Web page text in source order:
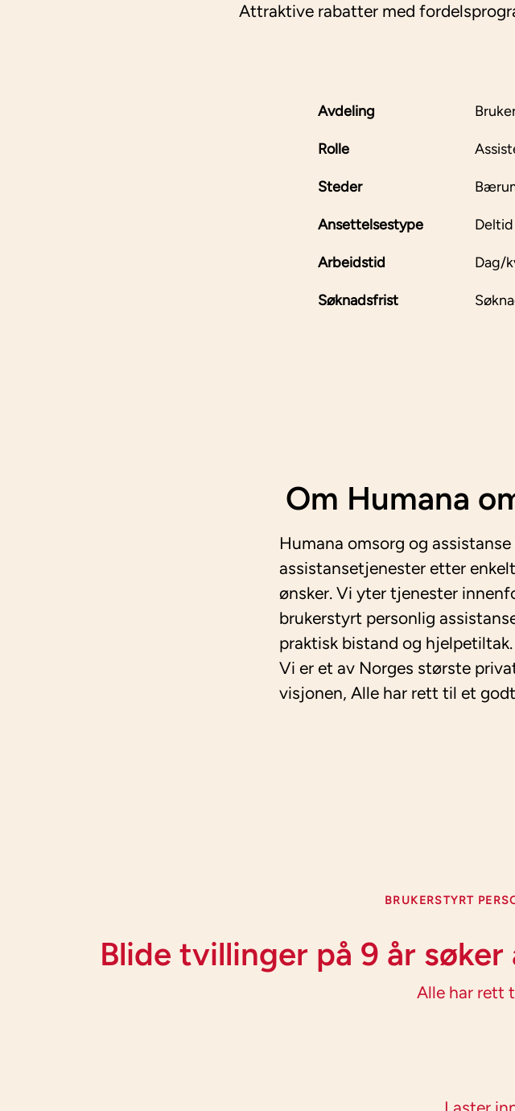
Attraktive rabatter med
Avdeling
Rolle
Steder
Ansettelsestype Deltid
Arbeidstid Dag/
Søknadsfrist
Om Humana
Humana omsorg og
assistansetjenester etter
ønsker. Vi yter tjenester
brukerstyrt personlig
praktisk bistand og hjelpetiltak.
Vi er et av Norges største
visjonen, Alle har rett til et
BRUKERSTYRT
Blide tvillinger på 9 år
Alle har rett